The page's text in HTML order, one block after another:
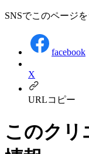
SNSでこのページ
facebook
X
URLコピー
このクリ